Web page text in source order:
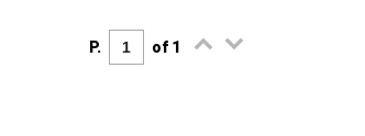
P. of 1